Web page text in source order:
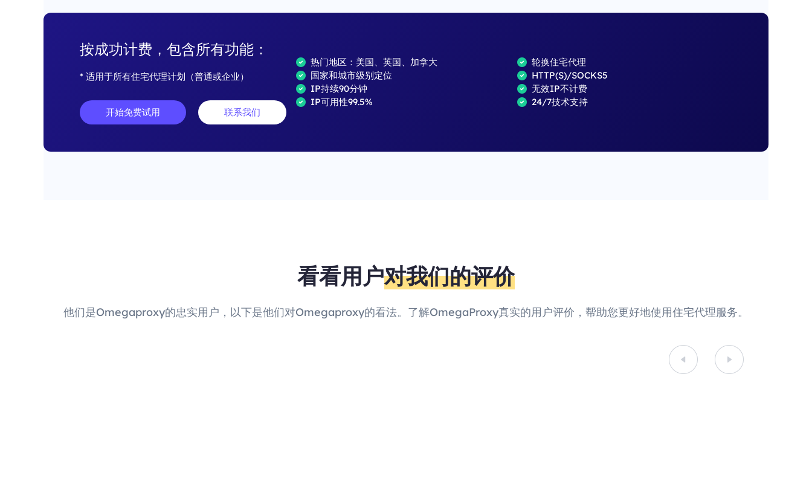
按成功计费，包含所有功能：
* 适用于所有住宅代理计划（普通或企业）
开始免费试用 联系我们
热门地区：美国、英国、加拿大
轮换住宅代理
国家和城市级别定位
HTTP(S)/SOCKS5
IP持续90分钟
无效IP不计费
IP可用性99.5%
24/7技术支持
看看用户对我们的评价
他们是Omegaproxy的忠实用户，以下是他们对Omegaproxy的看法。了解OmegaProxy真实的用户评价，帮助您更好地使用住宅代理服务。